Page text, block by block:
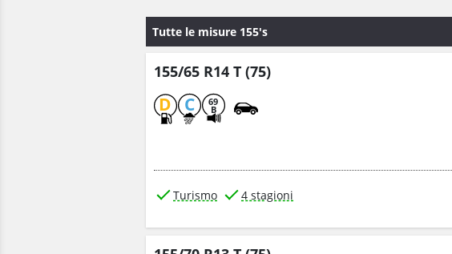
Tutte le misure 155's
155/65 R14 T (75)
D C 69
B
Turismo 4 stagioni